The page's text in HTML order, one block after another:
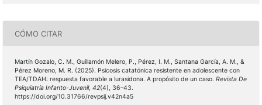
CÓMO CITAR
Martín Gozalo, C. M., Guillamón Melero, P., Pérez, I. M., Santana García, A. M., &
Pérez Moreno, M. R. (2025). Psicosis catatónica resistente en adolescente con
TEA/TDAH: respuesta favorable a lurasidona. A propósito de un caso. Revista De
Psiquiatría Infanto-Juvenil, 42(4), 36–43.
https://doi.org/10.31766/revpsij.v42n4a5